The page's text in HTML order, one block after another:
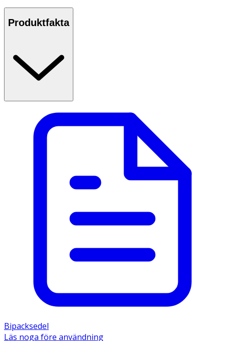
Produktfakta
Bipacksedel
Läs noga före användning